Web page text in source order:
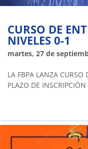
CURSO DE
NIVELES 0-1
martes, 27 de
LA FBPA LANZA CURSO
PLAZO DE